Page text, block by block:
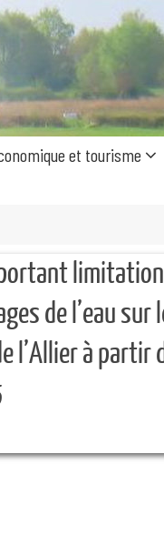
et tourisme
limitation
de l’eau sur
l’Allier à partir